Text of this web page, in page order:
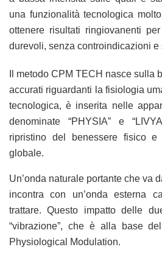
una funzionalità tecnologica
ottenere risultati ringiovanenti
durevoli, senza controindicazioni e
Il metodo CPM TECH nasce sulla
accurati riguardanti la fisiologia
tecnologica, è inserita nelle
denominate “PHYSIA” e
ripristino del benessere fisico
globale.
Un’onda naturale portante che va
incontra con un’onda esterna
trattare. Questo impatto delle
“vibrazione”, che è alla base
Physiological Modulation.